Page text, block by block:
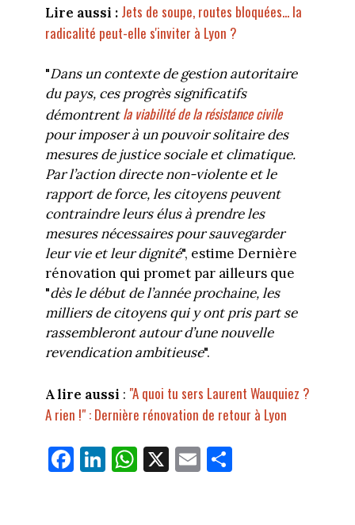
Lire aussi : Jets de soupe, routes bloquées... la
radicalité peut-elle s'inviter à Lyon ?
"Dans un contexte de gestion autoritaire
du pays, ces progrès significatifs
démontrentla viabilité de la résistance civile
pour imposer à un pouvoir solitaire des
mesures de justice sociale et climatique.
Par l’action directe non-violente et le
rapport de force, les citoyens peuvent
contraindre leurs élus à prendre les
mesures nécessaires pour sauvegarder
leur vie et leur dignité", estime Dernière
rénovation qui promet par ailleurs que
"dès le début de l’année prochaine, les
milliers de citoyens qui y ont pris part se
rassembleront autour d’une nouvelle
revendication ambitieuse".
A lire aussi : "A quoi tu sers Laurent Wauquiez ?
A rien !" : Dernière rénovation de retour à Lyon
Fa
ce
Li
nk
W
ha
X E
m
Pa